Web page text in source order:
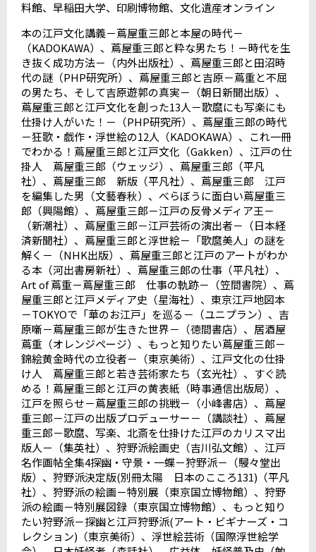
料館、早稲田大学、印刷博物館、文化遺産オンライン
本の江戸文化講義－蔦屋重三郎と本屋の時代－
（KADOKAWA）、蔦屋重三郎と粋な男たち！－時代を生
き抜く成功方法－（内外出版社）、蔦屋重三郎と田沼時
代の謎（PHP研究所）、蔦屋重三郎と吉原－蔦重と不屈
の男たち、そして吉原遊郭の真実－（朝日新聞出版）、
蔦屋重三郎と江戸文化を創った13人－歌麿にも写楽にも
仕掛け人がいた！－（PHP研究所）、蔦屋重三郎の時代
－狂歌・戯作・浮世絵の12人（KADOKAWA）、これ一冊
でわかる！蔦屋重三郎と江戸文化（Gakken）、江戸の仕
掛人 蔦屋重三郎（ウェッジ）、蔦屋重三郎（平凡
社）、蔦屋重三郎 新版（平凡社）、蔦屋重三郎 江戸
を編集した男（文藝春秋）、べらぼうに面白い蔦屋重三
郎（興陽館）、蔦屋重三郎－江戸の反骨メディア王－
（新潮社）、蔦屋重三郎－江戸芸術の演出者－（日本経
済新聞社）、蔦屋重三郎と浮世絵－「歌麿美人」の謎を
解く－（NHK出版）、蔦屋重三郎と江戸のアートがわか
る本（河出書房新社）、蔦屋重三郎の仕事（平凡社）、
Art of蔦重－蔦屋重三郎 仕事の軌跡－（笠間書院）、蔦
屋重三郎と江戸メディア史（星海社）、東京江戸地図本
－TOKYOで「華のお江戸」を巡る－（ユニプラン）、吉
原噺－蔦屋重三郎が生きた世界－（徳間書店）、居酒屋
蔦重（オレンジページ）、もっと知りたい蔦屋重三郎－
錦絵黄金時代の立役者－（東京美術）、江戸文化の仕掛
け人 蔦屋重三郎と若き芸術家たち（玄光社）、すぐ読
める！蔦屋重三郎と江戸の黄表紙（時事通信出版局）、
江戸を照らせ－蔦屋重三郎の挑戦－（小峰書店）、蔦屋
重三郎－江戸の出版プロデューサー－（講談社）、蔦屋
重三郎－歌麿、写楽、北斎を仕掛けた江戸のカリスマ出
版人－（集英社）、狩野派絵画史（吉川弘文館）、江戸
名作画帖全集4探幽・守景・一蝶－狩野派－（駸々堂出
版）、狩野派決定版(別冊太陽 日本のこころ131) （平凡
社）、狩野派の絵画－特別展（東京国立博物館）、狩野
派の絵画－特別展図録（東京国立博物館）、もっと知り
たい狩野派－探幽と江戸狩野派(アート・ビギナーズ・コ
レクション) （東京美術）、浮世絵芸術（国際浮世絵学